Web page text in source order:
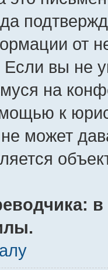
от
вы не
на
к
может